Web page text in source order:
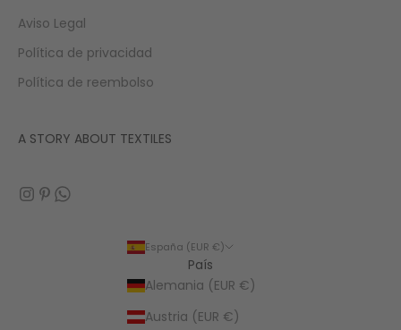
Aviso Legal
Política de privacidad
Política de reembolso
A STORY ABOUT TEXTILES
España (EUR €)
País
Alemania (EUR €)
Austria (EUR €)